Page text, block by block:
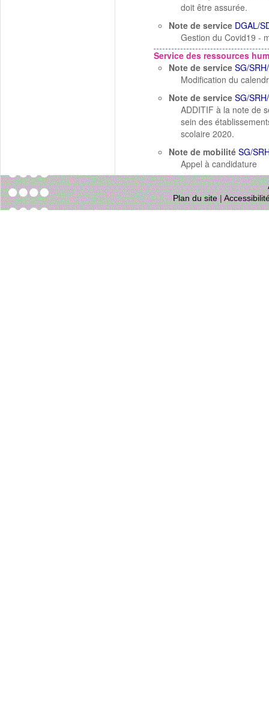
doit être assurée.
Note de service DGAL/
Gestion du Covid19 -
Service des ressources
Note de service SG/
Modification du
Note de service SG/
ADDITIF à la note de
sein des
scolaire 2020.
Note de mobilité SG/
Appel à candidature
Plan du site|